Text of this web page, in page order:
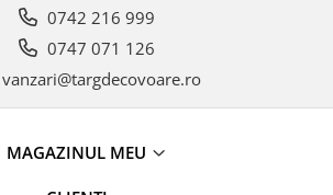
0742 216 999
0747 071 126
vanzari@targdecovoare.ro
MAGAZINUL MEU